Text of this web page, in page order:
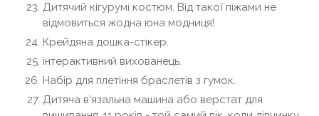
Дитячий кігурумі костюм. Від такої піжами не
відмовиться жодна юна модниця!
Крейдяна дошка-стікер.
інтерактивний вихованець.
Набір для плетіння браслетів з гумок.
Дитяча в'язальна машина або верстат для